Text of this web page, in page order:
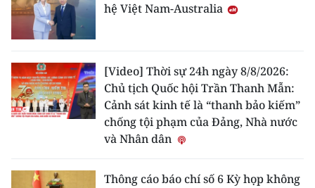
hệ Việt Nam-Australia
[Video] Thời sự 24h ngày 8/8/2026:
Chủ tịch Quốc hội Trần Thanh Mẫn:
Cảnh sát kinh tế là “thanh bảo kiếm”
chống tội phạm của Đảng, Nhà nước
và Nhân dân
Thông cáo báo chí số 6 Kỳ họp không